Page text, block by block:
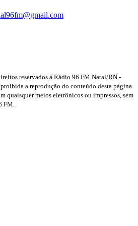
reservados à Rádio 96 FM Natal/RN -
a reprodução do conteúdo desta página
quaisquer meios eletrônicos ou impressos, sem
FM.